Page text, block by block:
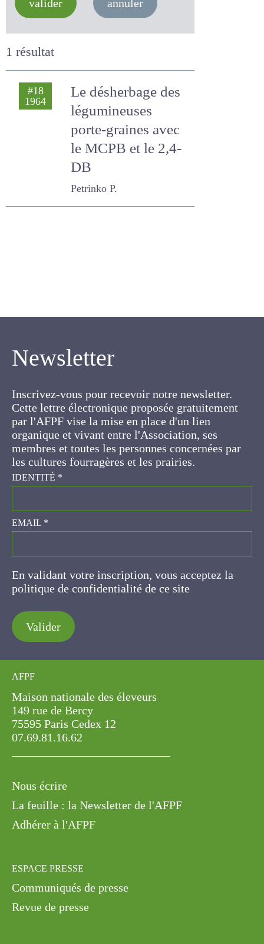
valider annuler
1 résultat
#18
Le désherbage des
légumineuses
porte-graines avec
le MCPB et le 2,4-
DB
Petrinko P.
Newsletter
Cette lettre électronique proposée
gratuitement par l'AFPF vise la mise en place
d'un lien organique et vivant entre l'Association,
ses membres et toutes les personnes
concernées par les cultures fourragères et les
prairies.
IDENTITÉ*
EMAIL*
En validant votre inscription, vous acceptez la
politique de confidentialité de ce site
Valider
AFPF
Maison nationale des éleveurs
149 rue de Bercy
75595 Paris Cedex 12
07.69.81.16.62
Nous écrire
La feuille : la Newsletter de l'AFPF
Adhérer à l'AFPF
ESPACE PRESSE
Communiqués de presse
Revue de presse